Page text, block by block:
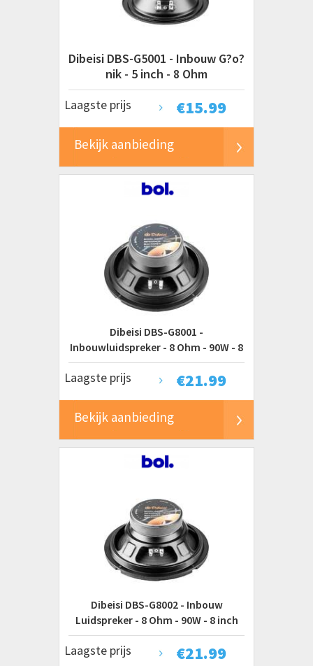
DOMO
Etna
EXQUISIT
Frilec
Hisense
Husky
Samsung
Siemens
Whirlpool
Toon alle merken
€ 0 tot € 20
€ 20 tot € 50
€ 50 tot € 100
€ 100 tot € 200
€ 200 tot € 500
€ 500 tot € 1000
€ 1000 tot € 2000
Dibeisi DBS-G5001 - Inbouw G?o?
nik - 5 inch - 8 Ohm
€15.99
Laagste prijs
Bekijk aanbieding
Dibeisi DBS-G8001 -
Inbouwluidspreker - 8 Ohm - 90W - 8
inch
€21.99
Laagste prijs
Bekijk aanbieding
Dibeisi DBS-G8002 - Inbouw
Luidspreker - 8 Ohm - 90W - 8 inch
€21.99
Laagste prijs